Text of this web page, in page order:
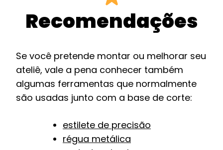
Recomendações
Se você pretende montar ou melhorar seu
ateliê, vale a pena conhecer também
algumas ferramentas que normalmente
são usadas junto com a base de corte:
estilete de precisão
régua metálica